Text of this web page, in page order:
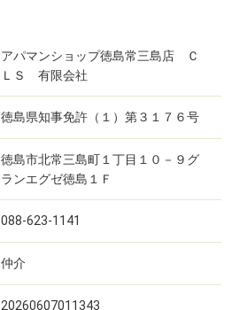
アパマンショップ徳島常三島店 Ｃ
ＬＳ 有限会社
徳島県知事免許（１）第３１７６号
徳島市北常三島町１丁目１０－９グ
ランエグゼ徳島１Ｆ
088-623-1141
仲介
20260607011343